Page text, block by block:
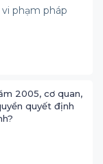
vi phạm pháp
2005, cơ quan,
quyết định